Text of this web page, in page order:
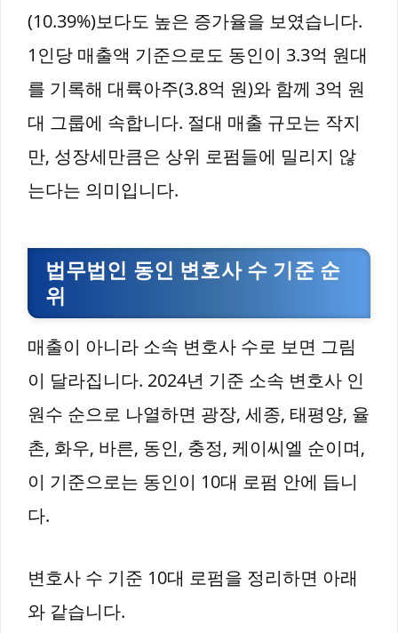
(10.39%)보다도 높은 증가율을 보였습니다.
1인당 매출액 기준으로도 동인이 3.3억 원대
를 기록해 대륙아주(3.8억 원)와 함께 3억 원
대 그룹에 속합니다. 절대 매출 규모는 작지
만, 성장세만큼은 상위 로펌들에 밀리지 않
는다는 의미입니다.
법무법인 동인 변호사 수 기준 순
위
매출이 아니라 소속 변호사 수로 보면 그림
이 달라집니다. 2024년 기준 소속 변호사 인
원수 순으로 나열하면 광장, 세종, 태평양, 율
촌, 화우, 바른, 동인, 충정, 케이씨엘 순이며,
이 기준으로는 동인이 10대 로펌 안에 듭니
다.
변호사 수 기준 10대 로펌을 정리하면 아래
와 같습니다.